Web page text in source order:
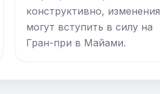
конструктивно, изменения
могут вступить в силу на
Гран-при в Майами.